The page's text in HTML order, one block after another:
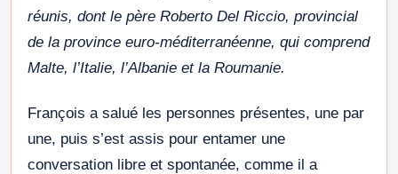
réunis, dont le père Roberto Del Riccio, provincial
de la province euro-méditerranéenne, qui comprend
Malte, l’Italie, l’Albanie et la Roumanie.
François a salué les personnes présentes, une par
une, puis s’est assis pour entamer une
conversation libre et spontanée, comme il a